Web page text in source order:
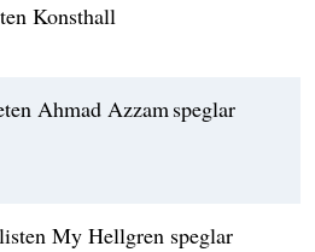
Konsthall
Ahmad Azzam speglar
My Hellgren speglar